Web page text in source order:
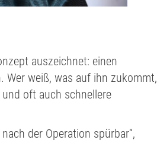
auszeichnet: einen
Wer weiß, was auf ihn zukommt,
oft auch schnellere
der Operation spürbar“,